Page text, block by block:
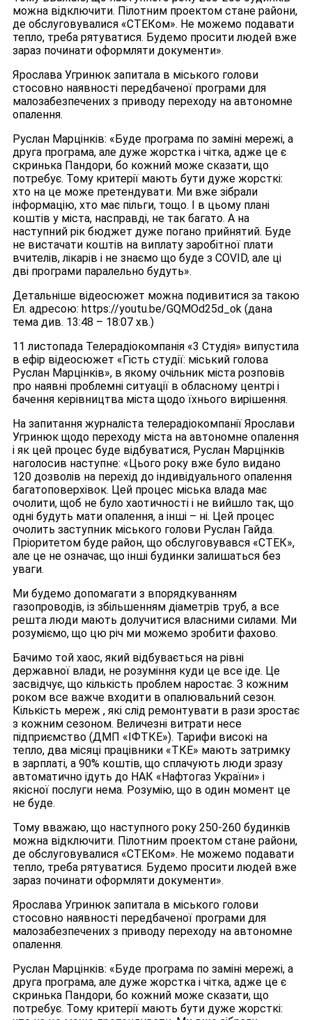
можна відключити. Пілотним проектом стане райони,
де обслуговувалися «СТЕКом». Не можемо подавати
тепло, треба рятуватися. Будемо просити людей вже
зараз починати оформляти документи».
Ярослава Угринюк запитала в міського голови
стосовно наявності передбаченої програми для
малозабезпечених з приводу переходу на автономне
опалення.
Руслан Марцінків: «Буде програма по заміні мережі, а
друга програма, але дуже жорстка і чітка, адже це є
скринька Пандори, бо кожний може сказати, що
потребує. Тому критерії мають бути дуже жорсткі:
хто на це може претендувати. Ми вже зібрали
інформацію, хто має пільги, тощо. І в цьому плані
коштів у міста, насправді, не так багато. А на
наступний рік бюджет дуже погано прийнятий. Буде
не вистачати коштів на виплату заробітної плати
вчителів, лікарів і не знаємо що буде з COVID, але ці
дві програми паралельно будуть».
Детальніше відеосюжет можна подивитися за такою
Ел. адресою: https://youtu.be/GQMOd25d_ok (дана
тема див. 13:48 – 18:07 хв.)
11 листопада Телерадіокомпанія «3 Студія» випустила
в ефір відеосюжет «Гість студії: міський голова
Руслан Марцінків», в якому очільник міста розповів
про наявні проблемні ситуації в обласному центрі і
бачення керівництва міста щодо їхнього вирішення.
На запитання журналіста телерадіокомпанії Ярослави
Угринюк щодо переходу міста на автономне опалення
і як цей процес буде відбуватися, Руслан Марцінків
наголосив наступне: «Цього року вже було видано
120 дозволів на перехід до індивідуального опалення
багатоповерхівок. Цей процес міська влада має
очолити, щоб не було хаотичності і не вийшло так, що
одні будуть мати опалення, а інші – ні. Цей процес
очолить заступник міського голови Руслан Гайда.
Пріоритетом буде район, що обслуговувався «СТЕК»,
але це не означає, що інші будинки залишаться без
уваги.
Ми будемо допомагати з впорядкуванням
газопроводів, із збільшенням діаметрів труб, а все
решта люди мають долучитися власними силами. Ми
розуміємо, що цю річ ми можемо зробити фахово.
Бачимо той хаос, який відбувається на рівні
державної влади, не розуміння куди це все іде. Це
засвідчує, що кількість проблем наростає. З кожним
роком все важче входити в опалювальний сезон.
Кількість мереж , які слід ремонтувати в рази зростає
з кожним сезоном. Величезні витрати несе
підприємство (ДМП «ІФТКЕ»). Тарифи високі на
тепло, два місяці працівники «ТКЕ» мають затримку
в зарплаті, а 90% коштів, що сплачують люди зразу
автоматично ідуть до НАК «Нафтогаз України» і
якісної послуги нема. Розумію, що в один момент це
не буде.
Тому вважаю, що наступного року 250-260 будинків
можна відключити. Пілотним проектом стане райони,
де обслуговувалися «СТЕКом». Не можемо подавати
тепло, треба рятуватися. Будемо просити людей вже
зараз починати оформляти документи».
Ярослава Угринюк запитала в міського голови
стосовно наявності передбаченої програми для
малозабезпечених з приводу переходу на автономне
опалення.
Руслан Марцінків: «Буде програма по заміні мережі, а
друга програма, але дуже жорстка і чітка, адже це є
скринька Пандори, бо кожний може сказати, що
потребує. Тому критерії мають бути дуже жорсткі: